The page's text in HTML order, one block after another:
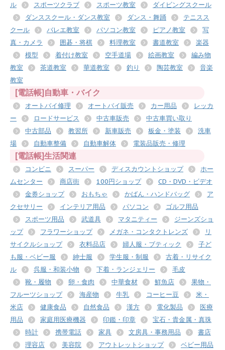
ル
スポーツクラブ スポーツ教室
ダイビングスクール
ダンススクール・ダンス教室
ダンス・舞踊
テニスス
クール
バレエ教室 パソコン教室 ピアノ教室
写
真・カメラ
囲碁・将棋 料理教室 書道教室
楽器
模型
着付け教室 空手道場 絵画教室
編み物
教室
茶道教室 華道教室 釣り 陶芸教室
音楽
教室
[電話帳]自動車・バイク
オートバイ修理 オートバイ販売 カー用品
レッカ
ー
ロードサービス 中古車販売
中古車買い取り
中古部品
教習所 新車販売 板金・塗装
洗車
場
自動車整備 自動車解体 電装品販売・修理
[電話帳]生活関連
コンビニ スーパー ディスカウントショップ
ホー
ムセンター
商店街 100円ショップ
CD・DVD・ビデオ
金券ショップ
おもちゃ かばん・ハンドバッグ
ア
クセサリー
インテリア用品 パソコン
ゴルフ用品
スポーツ用品
武道具 マタニティー
ジーンズショ
ップ
フラワーショップ メガネ・コンタクトレンズ
リ
サイクルショップ
衣料品店 婦人服・ブティック
子ど
も服・ベビー服
紳士服 学生服・制服
古着・リサイク
ル
呉服・和装小物 下着・ランジェリー
毛皮
靴・履物
卵・食肉 中華食材 鮮魚店
果物・
フルーツショップ
海産物 牛乳 コーヒー豆
米・
米店
健康食品 自然食品 漢方 電化製品
医療
用品
家庭用医療機器 印鑑・印章
宝石・貴金属・真珠
時計
携帯電話 家具 文房具・事務用品
書店
理容店
美容院 アウトレットショップ
ベビー用品